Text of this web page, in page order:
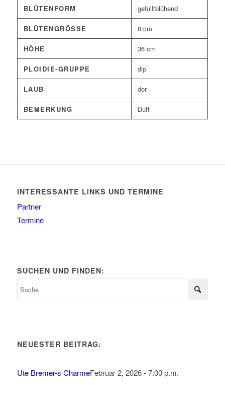
BLÜTENFORM gefülltblühend
BLÜTENGRÖSSE 8 cm
HÖHE 36 cm
PLOIDIE-GRUPPE dip
LAUB dor
BEMERKUNG Duft
INTERESSANTE LINKS UND TERMINE
Partner
Termine
SUCHEN UND FINDEN:
NEUESTER BEITRAG:
Ute Bremer-s CharmeFebruar 2, 2026 - 7:00 p.m.